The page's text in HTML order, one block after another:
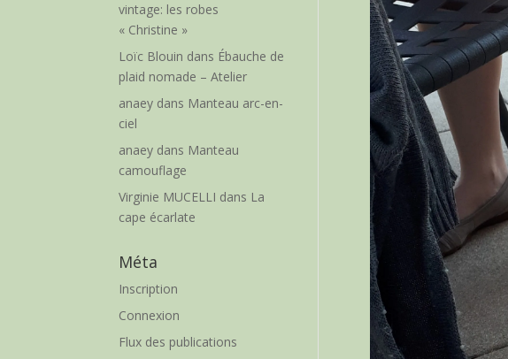
vintage: les robes
« Christine »
Loïc Blouin dans Ébauche de
plaid nomade – Atelier
anaey dans Manteau arc-en-
ciel
anaey dans Manteau
camouflage
Virginie MUCELLI dans La
cape écarlate
Méta
Inscription
Connexion
Flux des publications